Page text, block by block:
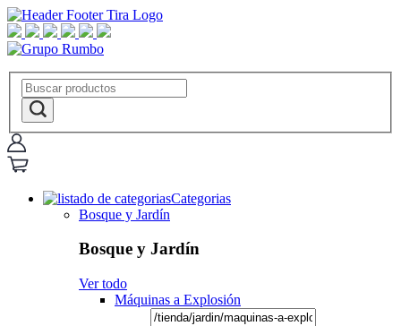
Categorias
Bosque y Jardín
Bosque y Jardín
Ver todo
Máquinas a Explosión